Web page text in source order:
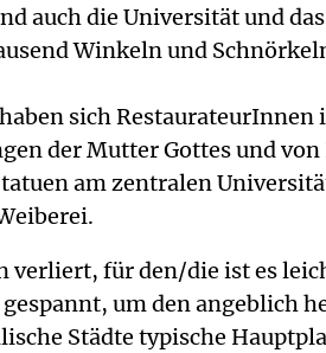
auch die Universität und
Winkeln und
sich
der Mutter Gottes und
am zentralen
verliert, für den/die ist es
um den angeblich
Städte typische